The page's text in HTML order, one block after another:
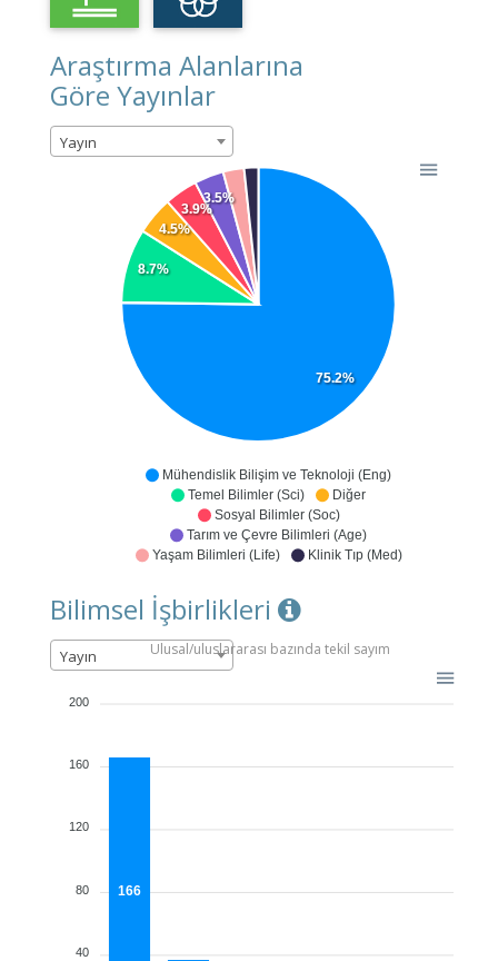
Araştırma Alanlarına
Göre Yayınlar
Yayın
Mühendislik Bilişim ve Teknoloji (Eng)
Temel Bilimler (Sci)
Diğer
Sosyal Bilimler (Soc)
Tarım ve Çevre Bilimleri (Age)
Yaşam Bilimleri (Life)
Klinik Tıp (Med)
75.2%
8.7%
4.5%
3.9%
3.5%
Bilimsel İşbirlikleri
Yayın Ulusal/uluslararası bazında tekil sayım
166
200
160
120
80
40